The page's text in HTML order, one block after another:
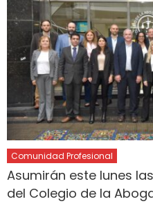
Comunidad Profesional
Asumirán este lunes
del Colegio de la